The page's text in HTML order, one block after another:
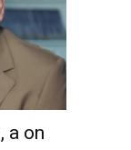
a on